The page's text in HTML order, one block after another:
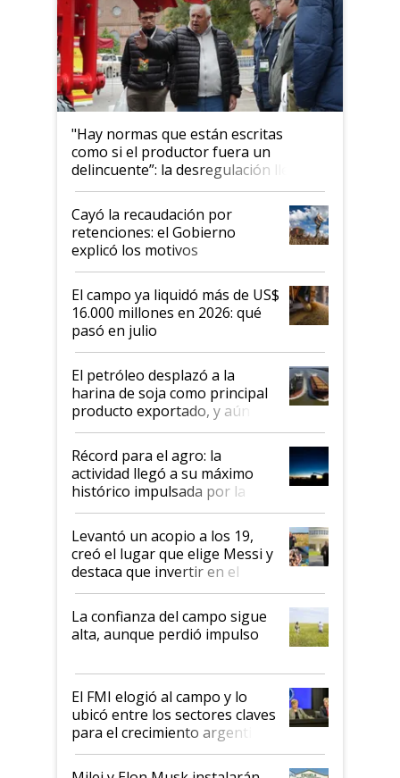
"Hay normas que están escritas
como si el productor fuera un
delincuente”: la desregulación llegó
al Congreso Aapresid y hasta se
habló del financiamiento al IPCVA
Cayó la recaudación por
retenciones: el Gobierno
explicó los motivos
El campo ya liquidó más de US$
16.000 millones en 2026: qué
pasó en julio
El petróleo desplazó a la
harina de soja como principal
producto exportado, y aún así
el agro aportó casi seis de cada
diez dólares y sostuvo el
liderazgo en un semestre
récord
Récord para el agro: la
actividad llegó a su máximo
histórico impulsada por la
cosecha y las exportaciones
Levantó un acopio a los 19,
creó el lugar que elige Messi y
destaca que invertir en el
kirchnerismo era como "darle
plata a un hijo para droga":
Juan Félix Rossetti, el libertario
que de una dura crisis salió
de Milei
La confianza del campo sigue
alta, aunque perdió impulso
El FMI elogió al campo y lo
ubicó entre los sectores claves
para el crecimiento argentino